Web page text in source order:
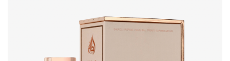
Parfum tip fiola